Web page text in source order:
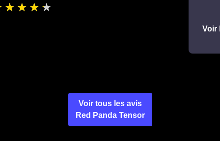
Voir
Voir tous les avis
Red Panda Tensor